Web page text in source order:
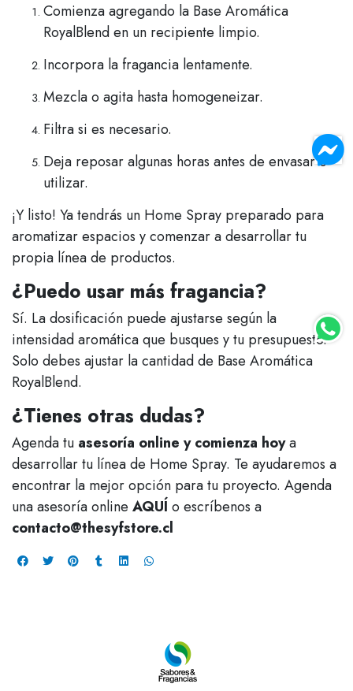
Comienza agregando la Base Aromática
RoyalBlend en un recipiente limpio.
Incorpora la fragancia lentamente.
Mezcla o agita hasta homogeneizar.
Filtra si es necesario.
Deja reposar algunas horas antes de envasar o
utilizar.
¡Y listo! Ya tendrás un Home Spray preparado para
aromatizar espacios y comenzar a desarrollar tu
propia línea de productos.
¿Puedo usar más fragancia?
Sí. La dosificación puede ajustarse según la
intensidad aromática que busques y tu presupuesto.
Solo debes ajustar la cantidad de Base Aromática
RoyalBlend.
¿Tienes otras dudas?
Agenda tu asesoría online y comienza hoya
desarrollar tu línea de Home Spray. Te ayudaremos a
encontrar la mejor opción para tu proyecto. Agenda
una asesoría online AQUÍ o escríbenos a
contacto@thesyfstore.cl